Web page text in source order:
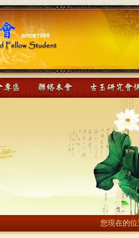
您現在的位